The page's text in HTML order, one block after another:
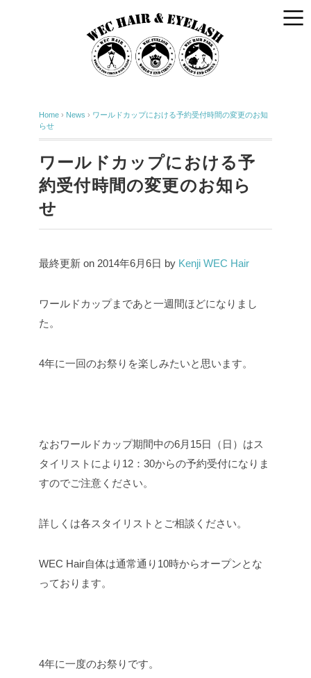
Home › News › ワールドカップにおける予約受付時間の変更のお知
らせ
ワールドカップにおける予
約受付時間の変更のお知ら
せ
最終更新 on 2014年6月6日 by Kenji WEC Hair
ワールドカップまであと一週間ほどになりまし
た。
4年に一回のお祭りを楽しみたいと思います。
なおワールドカップ期間中の6月15日（日）はス
タイリストにより12：30からの予約受付になりま
すのでご注意ください。
詳しくは各スタイリストとご相談ください。
WEC Hair自体は通常通り10時からオープンとな
っております。
4年に一度のお祭りです。